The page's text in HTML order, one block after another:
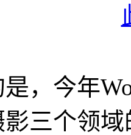
，今年
三个领